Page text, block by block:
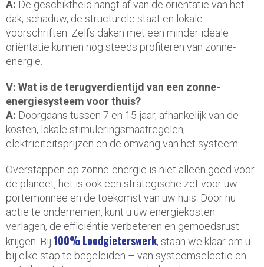
A: De geschiktheid hangt af van de oriëntatie van het
dak, schaduw, de structurele staat en lokale
voorschriften. Zelfs daken met een minder ideale
oriëntatie kunnen nog steeds profiteren van zonne-
energie.
V: Wat is de terugverdientijd van een zonne-
energiesysteem voor thuis?
A: Doorgaans tussen 7 en 15 jaar, afhankelijk van de
kosten, lokale stimuleringsmaatregelen,
elektriciteitsprijzen en de omvang van het systeem.
Overstappen op zonne-energie is niet alleen goed voor
de planeet, het is ook een strategische zet voor uw
portemonnee en de toekomst van uw huis. Door nu
actie te ondernemen, kunt u uw energiekosten
verlagen, de efficiëntie verbeteren en gemoedsrust
krijgen. Bij 100% Loodgieterswerk, staan we klaar om u
bij elke stap te begeleiden – van systeemselectie en